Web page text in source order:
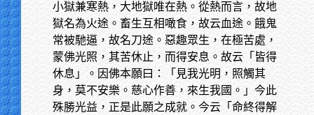
小獄兼寒熱，大地獄唯在熱。從熱而言，故地
獄名為火途。畜生互相噉食，故云血途。餓鬼
常被馳逼，故名刀途。惡趣眾生，在極苦處，
蒙佛光照，其苦休止，而得安息。故云「皆得
休息」。因佛本願曰：「見我光明，照觸其
身，莫不安樂。慈心作善，來生我國。」今此
殊勝光益，正是此願之成就。今云「命終得解